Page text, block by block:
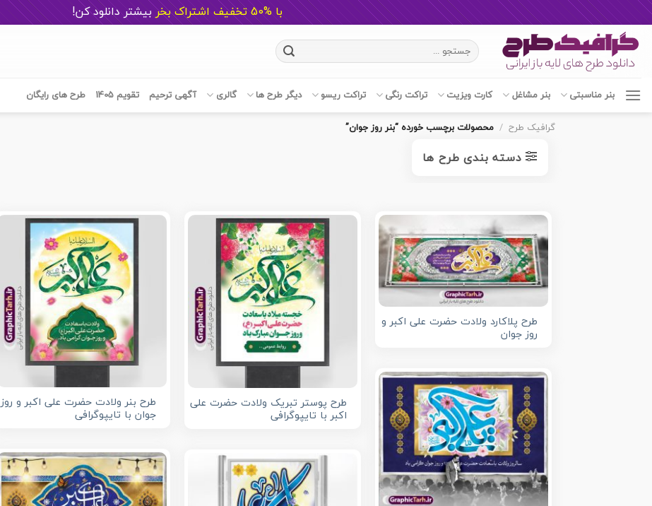
با %50 تخفیف اشتراک بخر بیشتر دانلود کن!
content
جستجو
برای:
بنر مناسبتی بنر مشاغل کارت ویزیت تراکت رنگی تراکت ریسو دیگر طرح ها گالری آگهی ترحیم تقویم 1405 طرح های رایگان
گرافیک طرح / محصولات برچسب خورده “بنر روز جوان”
دسته بندی طرح ها
طرح پلاکارد ولادت حضرت علی اکبر و
روز جوان
طرح پوستر تبریک ولادت حضرت علی
اکبر با تایپوگرافی
طرح بنر ولادت حضرت علی اکبر و روز
جوان با تایپوگرافی